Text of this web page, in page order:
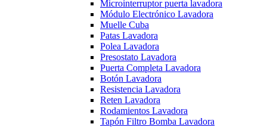
Microinterruptor puerta lavadora
Módulo Electrónico Lavadora
Muelle Cuba
Patas Lavadora
Polea Lavadora
Presostato Lavadora
Puerta Completa Lavadora
Botón Lavadora
Resistencia Lavadora
Reten Lavadora
Rodamientos Lavadora
Tapón Filtro Bomba Lavadora